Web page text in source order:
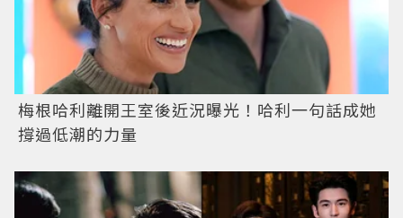
梅根哈利離開王室後近況曝光！哈利一句話成她
撐過低潮的力量